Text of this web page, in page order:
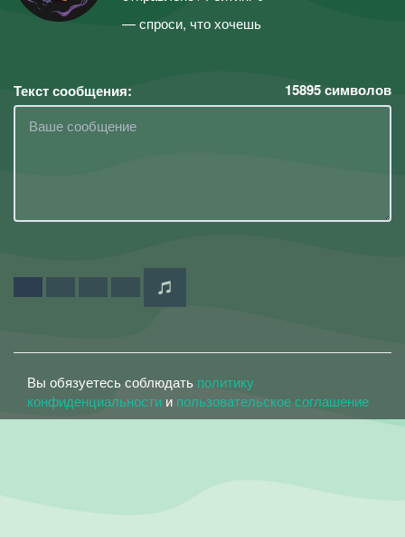
— спроси, что хочешь
Текст сообщения: 15895символов
Вы обязуетесь соблюдать политику
конфиденциальности и пользовательское соглашение